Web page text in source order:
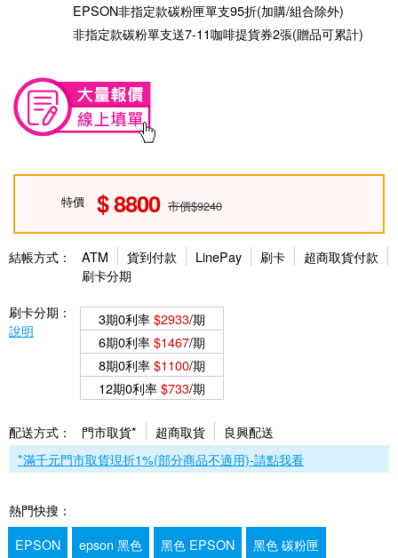
EPSON非指定款碳粉匣單支95折(加購/組合除外)
非指定款碳粉單支送7-11咖啡提貨券2張(贈品可累計)
特價 8800 市價$9240
結帳方式： ATM 貨到付款 LinePay 刷卡
超商取貨付款
刷卡分期
刷卡分期：
說明
3期0利率$2933/期
6期0利率$1467/期
8期0利率$1100/期
12期0利率$733/期
配送方式： 門市取貨* 超商取貨
良興配送
*滿千元門市取貨現折1%(部分商品不適用)-請點我看
熱門快搜：
EPSON
epson 黑色 黑色 EPSON 黑色 碳粉匣